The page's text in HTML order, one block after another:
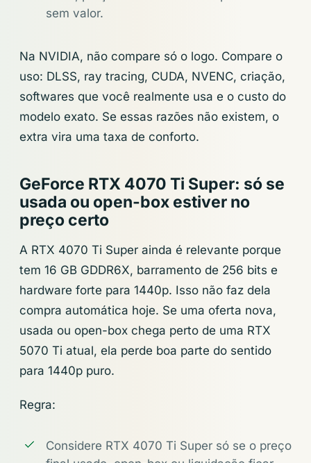
sem valor.
Na NVIDIA, não compare só o logo. Compare o
uso: DLSS, ray tracing, CUDA, NVENC, criação,
softwares que você realmente usa e o custo do
modelo exato. Se essas razões não existem, o
extra vira uma taxa de conforto.
GeForce RTX 4070 Ti Super: só se
usada ou open-box estiver no
preço certo
A RTX 4070 Ti Super ainda é relevante porque
tem 16 GB GDDR6X, barramento de 256 bits e
hardware forte para 1440p. Isso não faz dela
compra automática hoje. Se uma oferta nova,
usada ou open-box chega perto de uma RTX
5070 Ti atual, ela perde boa parte do sentido
para 1440p puro.
Regra:
Considere RTX 4070 Ti Super só se o preço